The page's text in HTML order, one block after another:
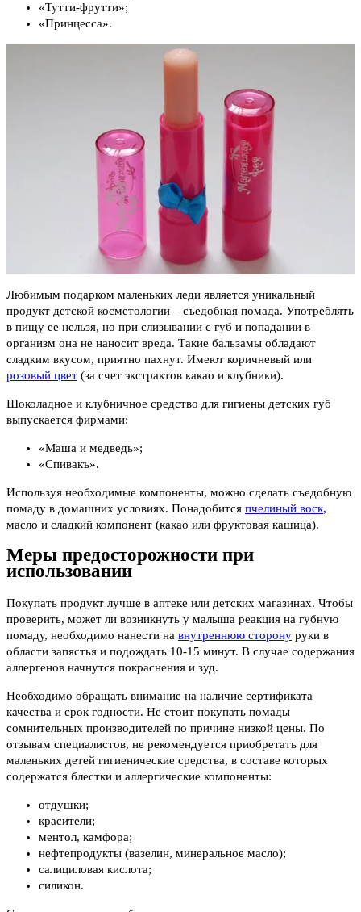
«Тутти-фрутти»;
«Принцесса».
Любимым подарком маленьких леди является уникальный
продукт детской косметологии – съедобная помада. Употреблять
в пищу ее нельзя, но при слизывании с губ и попадании в
организм она не наносит вреда. Такие бальзамы обладают
сладким вкусом, приятно пахнут. Имеют коричневый или
розовый цвет (за счет экстрактов какао и клубники).
Шоколадное и клубничное средство для гигиены детских губ
выпускается фирмами:
«Маша и медведь»;
«Спивакъ».
Используя необходимые компоненты, можно сделать съедобную
помаду в домашних условиях. Понадобится пчелиный воск,
масло и сладкий компонент (какао или фруктовая кашица).
Меры предосторожности при
использовании
Покупать продукт лучше в аптеке или детских магазинах. Чтобы
проверить, может ли возникнуть у малыша реакция на губную
помаду, необходимо нанести на внутреннюю сторону руки в
области запястья и подождать 10-15 минут. В случае содержания
аллергенов начнутся покраснения и зуд.
Необходимо обращать внимание на наличие сертификата
качества и срок годности. Не стоит покупать помады
сомнительных производителей по причине низкой цены. По
отзывам специалистов, не рекомендуется приобретать для
маленьких детей гигиенические средства, в составе которых
содержатся блестки и аллергические компоненты:
отдушки;
красители;
ментол, камфора;
нефтепродукты (вазелин, минеральное масло);
салициловая кислота;
силикон.